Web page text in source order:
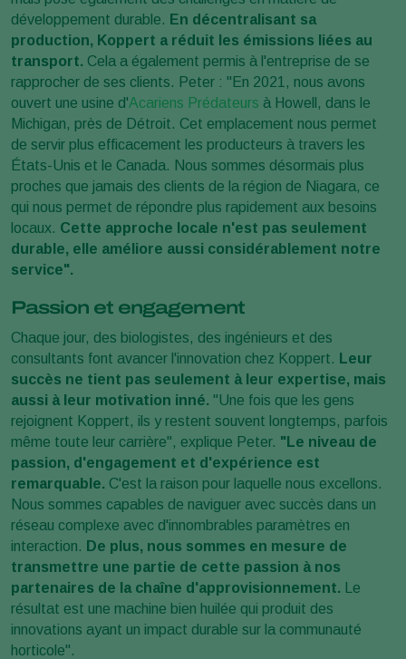
développement durable. En décentralisant sa
production, Koppert a réduit les émissions liées au
transport. Cela a également permis à l'entreprise de se
rapprocher de ses clients. Peter : "En 2021, nous avons
ouvert une usine d'Acariens Prédateurs à Howell, dans le
Michigan, près de Détroit. Cet emplacement nous permet
de servir plus efficacement les producteurs à travers les
États-Unis et le Canada. Nous sommes désormais plus
proches que jamais des clients de la région de Niagara, ce
qui nous permet de répondre plus rapidement aux besoins
locaux. Cette approche locale n'est pas seulement
durable, elle améliore aussi considérablement notre
service".
Passion et engagement
Chaque jour, des biologistes, des ingénieurs et des
consultants font avancer l'innovation chez Koppert. Leur
succès ne tient pas seulement à leur expertise, mais
aussi à leur motivation inné. "Une fois que les gens
rejoignent Koppert, ils y restent souvent longtemps, parfois
même toute leur carrière", explique Peter. "Le niveau de
passion, d'engagement et d'expérience est
remarquable. C'est la raison pour laquelle nous excellons.
Nous sommes capables de naviguer avec succès dans un
réseau complexe avec d'innombrables paramètres en
interaction. De plus, nous sommes en mesure de
transmettre une partie de cette passion à nos
partenaires de la chaîne d'approvisionnement. Le
résultat est une machine bien huilée qui produit des
innovations ayant un impact durable sur la communauté
horticole".